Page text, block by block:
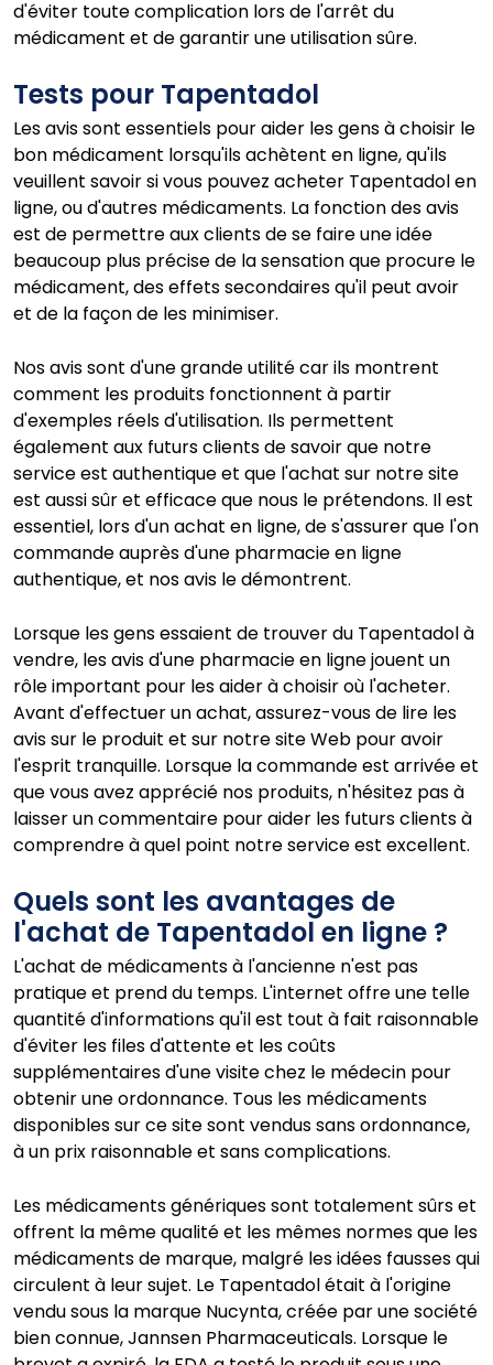
d'éviter toute complication lors de l'arrêt du
médicament et de garantir une utilisation sûre.
Tests pour Tapentadol
Les avis sont essentiels pour aider les gens à choisir le
bon médicament lorsqu'ils achètent en ligne, qu'ils
veuillent savoir si vous pouvez acheter Tapentadol en
ligne, ou d'autres médicaments. La fonction des avis
est de permettre aux clients de se faire une idée
beaucoup plus précise de la sensation que procure le
médicament, des effets secondaires qu'il peut avoir
et de la façon de les minimiser.
Nos avis sont d'une grande utilité car ils montrent
comment les produits fonctionnent à partir
d'exemples réels d'utilisation. Ils permettent
également aux futurs clients de savoir que notre
service est authentique et que l'achat sur notre site
est aussi sûr et efficace que nous le prétendons. Il est
essentiel, lors d'un achat en ligne, de s'assurer que l'on
commande auprès d'une pharmacie en ligne
authentique, et nos avis le démontrent.
Lorsque les gens essaient de trouver du Tapentadol à
vendre, les avis d'une pharmacie en ligne jouent un
rôle important pour les aider à choisir où l'acheter.
Avant d'effectuer un achat, assurez-vous de lire les
avis sur le produit et sur notre site Web pour avoir
l'esprit tranquille. Lorsque la commande est arrivée et
que vous avez apprécié nos produits, n'hésitez pas à
laisser un commentaire pour aider les futurs clients à
comprendre à quel point notre service est excellent.
Quels sont les avantages de
l'achat de Tapentadol en ligne ?
L'achat de médicaments à l'ancienne n'est pas
pratique et prend du temps. L'internet offre une telle
quantité d'informations qu'il est tout à fait raisonnable
d'éviter les files d'attente et les coûts
supplémentaires d'une visite chez le médecin pour
obtenir une ordonnance. Tous les médicaments
disponibles sur ce site sont vendus sans ordonnance,
à un prix raisonnable et sans complications.
Les médicaments génériques sont totalement sûrs et
offrent la même qualité et les mêmes normes que les
médicaments de marque, malgré les idées fausses qui
circulent à leur sujet. Le Tapentadol était à l'origine
vendu sous la marque Nucynta, créée par une société
bien connue, Jannsen Pharmaceuticals. Lorsque le